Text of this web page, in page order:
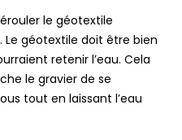
le géotextile
Le géotextile doit être bien
retenir l’eau. Cela
le gravier de se
tout en laissant l’eau